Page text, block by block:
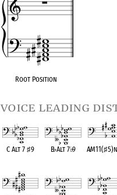
Root Position
voice leading
C Alt 7 ♯9 B♭Alt 7♭9 A♭M11(♯